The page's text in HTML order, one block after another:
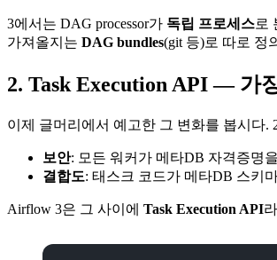
3에서는 DAG processor가 독립 프로세스로
가져올지는 DAG bundles(git 등)로 따로 정
2. Task Execution API — 가
이제 글머리에서 예고한 그 변화를 봅시다.
보안: 모든 워커가 메타DB 자격증명
결합도: 태스크 코드가 메타DB 스키
Airflow 3은 그 사이에 Task Execution API